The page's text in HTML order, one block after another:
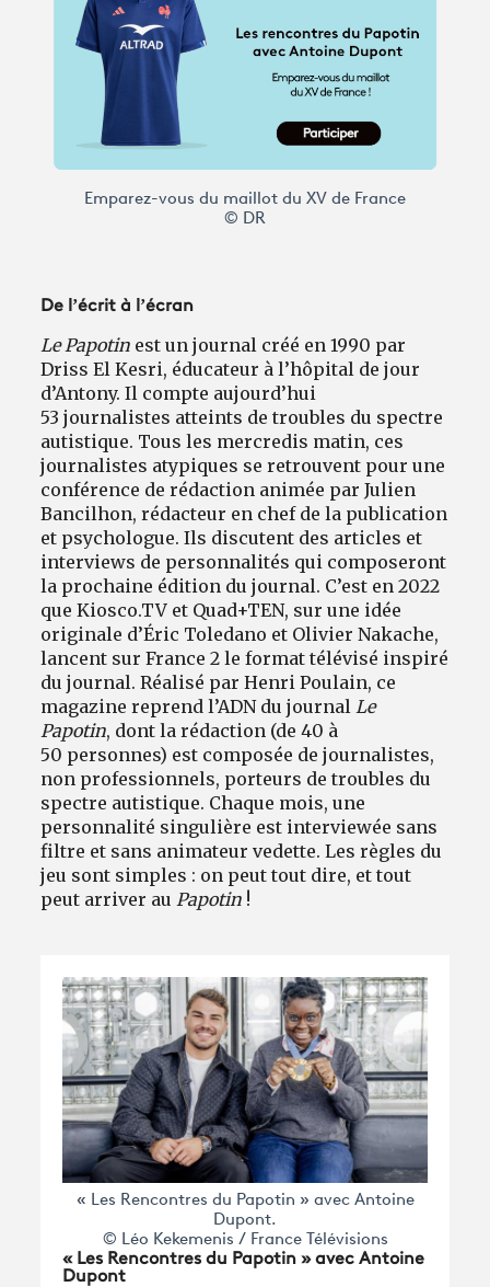
Emparez-vous du maillot du XV de France
© DR
De l’écrit à l’écran
Le Papotin est un journal créé en 1990 par
Driss El Kesri, éducateur à l’hôpital de jour
d’Antony. Il compte aujourd’hui
53 journalistes atteints de troubles du spectre
autistique. Tous les mercredis matin, ces
journalistes atypiques se retrouvent pour une
conférence de rédaction animée par Julien
Bancilhon, rédacteur en chef de la publication
et psychologue. Ils discutent des articles et
interviews de personnalités qui composeront
la prochaine édition du journal. C’est en 2022
que Kiosco.TV et Quad+TEN, sur une idée
originale d’Éric Toledano et Olivier Nakache,
lancent sur France 2 le format télévisé inspiré
du journal. Réalisé par Henri Poulain, ce
magazine reprend l’ADN du journal Le
Papotin, dont la rédaction (de 40 à
50 personnes) est composée de journalistes,
non professionnels, porteurs de troubles du
spectre autistique. Chaque mois, une
personnalité singulière est interviewée sans
filtre et sans animateur vedette. Les règles du
jeu sont simples : on peut tout dire, et tout
peut arriver au Papotin !
« Les Rencontres du Papotin » avec Antoine
Dupont.
© Léo Kekemenis / France Télévisions
« Les Rencontres du Papotin » avec Antoine
Dupont